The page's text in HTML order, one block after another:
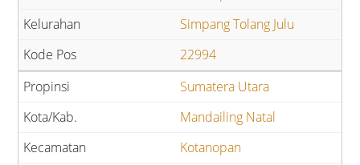
Simpang Tolang Julu
22994
Sumatera Utara
Mandailing Natal
Kotanopan